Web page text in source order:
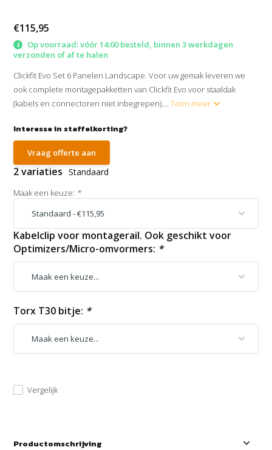
€115,95
Op voorraad: vóór 14:00 besteld, binnen 3 werkdagen
verzonden of af te halen
Clickfit Evo Set 6 Panelen Landscape. Voor uw gemak leveren we
ook complete montagepakketten van Clickfit Evo voor staaldak
(kabels en connectoren niet inbegrepen)....Toon meer
Interesse in staffelkorting?
Vraag offerte aan
2 variaties Standaard
Maak een keuze: *
Kabelclip voor montagerail. Ook geschikt voor
Optimizers/Micro-omvormers: *
Torx T30 bitje: *
Vergelijk
Productomschrijving